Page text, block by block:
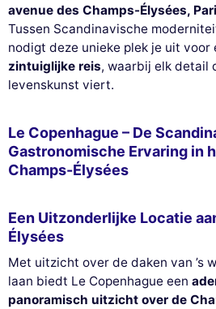
avenue des Champs-Élysées,
Tussen Scandinavische
nodigt deze unieke plek je uit voor
zintuiglijke reis, waarbij elk detail
levenskunst viert.
Le Copenhague – De
Gastronomische Ervaring in
Champs-Élysées
Een Uitzonderlijke Locatie
Élysées
Met uitzicht over de daken van ’s
laan biedt Le Copenhague een
panoramisch uitzicht over de